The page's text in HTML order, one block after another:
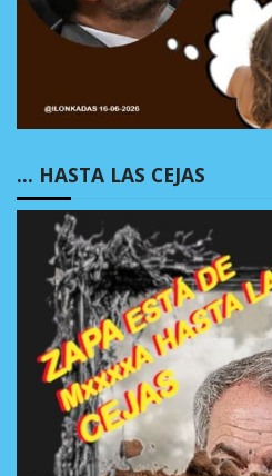
… HASTA LAS CEJAS